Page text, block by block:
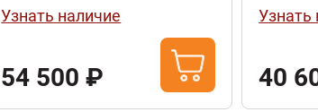
Узнать наличие
54 500 ₽
Узнать
40